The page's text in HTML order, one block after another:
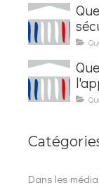
les
Dans les